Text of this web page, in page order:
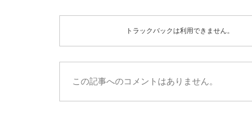
トラックバックは利用できません。
この記事へのコメントはありません。